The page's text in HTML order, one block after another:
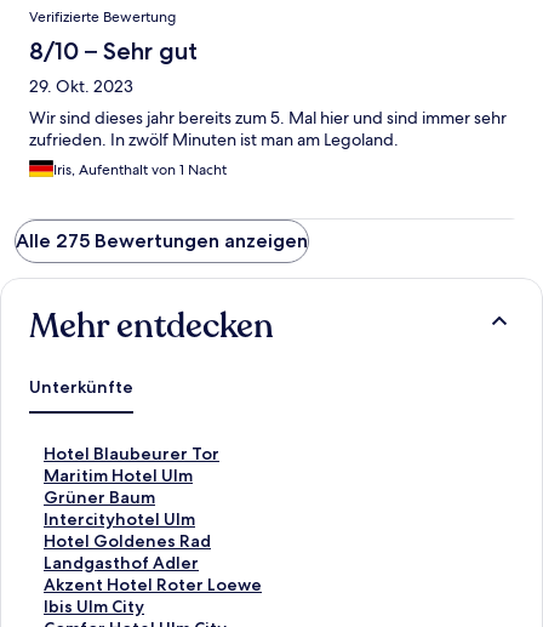
Verifizierte Bewertung
8/10 – Sehr gut
29. Okt. 2023
Wir sind dieses jahr bereits zum 5. Mal hier und sind immer sehr
zufrieden. In zwölf Minuten ist man am Legoland.
Iris, Aufenthalt von 1 Nacht
Alle 275 Bewertungen anzeigen
Mehr entdecken
Unterkünfte
Hotel Blaubeurer Tor
L
i
n
k
,
d
e
r
Maritim Hotel Ulm
L
i
n
k
,
d
e
Grüner Baum
L
i
n
k
,
d
Intercityhotel Ulm
L
i
n
k
,
Hotel Goldenes Rad
L
i
n
k
Landgasthof Adler
L
i
n
Akzent Hotel Roter Loewe
L
iIbis Ulm City
L